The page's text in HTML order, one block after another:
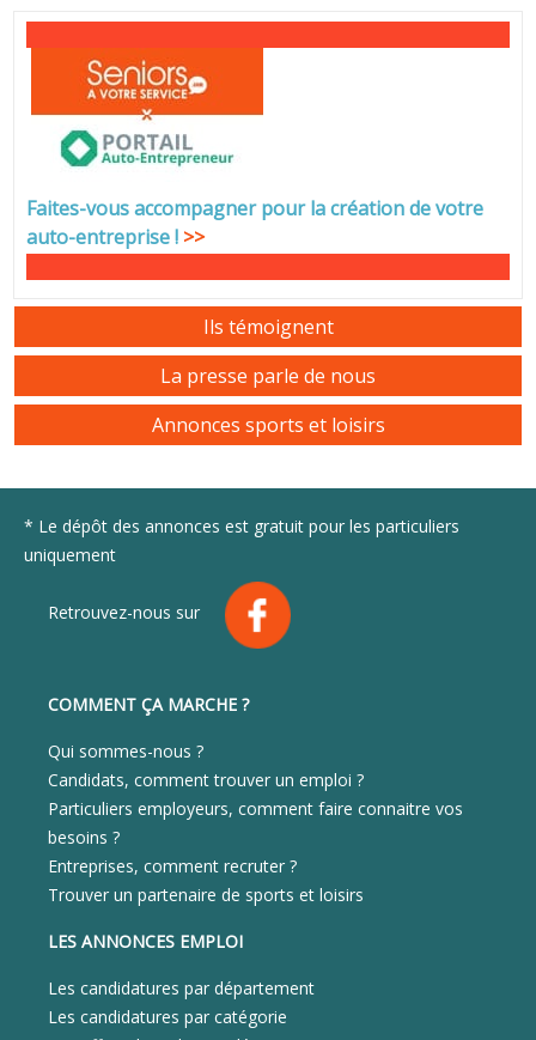
Faites-vous accompagner pour la création de votre
auto-entreprise! >>
Ils témoignent
La presse parle de nous
Annonces sports et loisirs
* Le dépôt des annonces est gratuit pour les particuliers
uniquement
Retrouvez-nous sur
COMMENT ÇA MARCHE ?
Qui sommes-nous ?
Candidats, comment trouver un emploi ?
Particuliers employeurs, comment faire connaitre vos
besoins ?
Entreprises, comment recruter ?
Trouver un partenaire de sports et loisirs
LES ANNONCES EMPLOI
Les candidatures par département
Les candidatures par catégorie